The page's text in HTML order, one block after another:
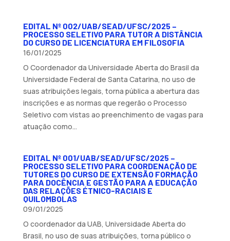
EDITAL Nº 002/UAB/SEAD/UFSC/2025 –
PROCESSO SELETIVO PARA TUTOR A DISTÂNCIA
DO CURSO DE LICENCIATURA EM FILOSOFIA
16/01/2025
O Coordenador da Universidade Aberta do Brasil da
Universidade Federal de Santa Catarina, no uso de
suas atribuições legais, torna pública a abertura das
inscrições e as normas que regerão o Processo
Seletivo com vistas ao preenchimento de vagas para
atuação como...
EDITAL Nº 001/UAB/SEAD/UFSC/2025 –
PROCESSO SELETIVO PARA COORDENAÇÃO DE
TUTORES DO CURSO DE EXTENSÃO FORMAÇÃO
PARA DOCÊNCIA E GESTÃO PARA A EDUCAÇÃO
DAS RELAÇÕES ÉTNICO-RACIAIS E
QUILOMBOLAS
09/01/2025
O coordenador da UAB, Universidade Aberta do
Brasil, no uso de suas atribuições, torna público o